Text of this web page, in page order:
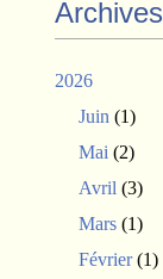
Archives
2026
Juin (1)
Mai (2)
Avril (3)
Mars (1)
Février(1)